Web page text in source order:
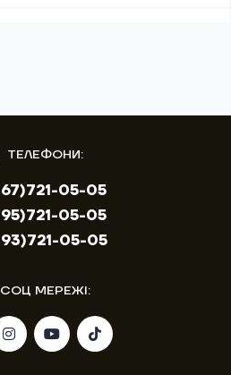
ТЕЛЕФОНИ:
05-05
05-05
05-05
СОЦ МЕРЕЖІ: